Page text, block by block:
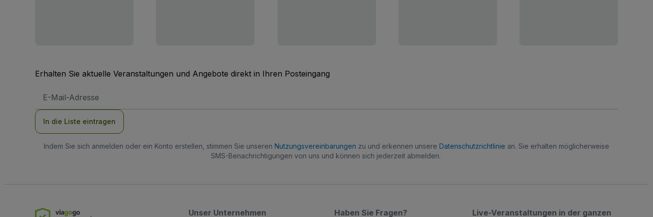
Erhalten Sie aktuelle Veranstaltungen und Angebote direkt in Ihren Posteingang
Mail-
In die Liste eintragen
Indem Sie sich anmelden oder ein Konto erstellen, stimmen Sie unseren Nutzungsvereinbarungen zu und erkennen unsere Datenschutzrichtlinie an. Sie erhalten möglicherweise
SMS-Benachrichtigungen von uns und können sich jederzeit abmelden.
Live-Veranstaltungen in der ganzen
Unser Unternehmen Haben Sie Fragen?